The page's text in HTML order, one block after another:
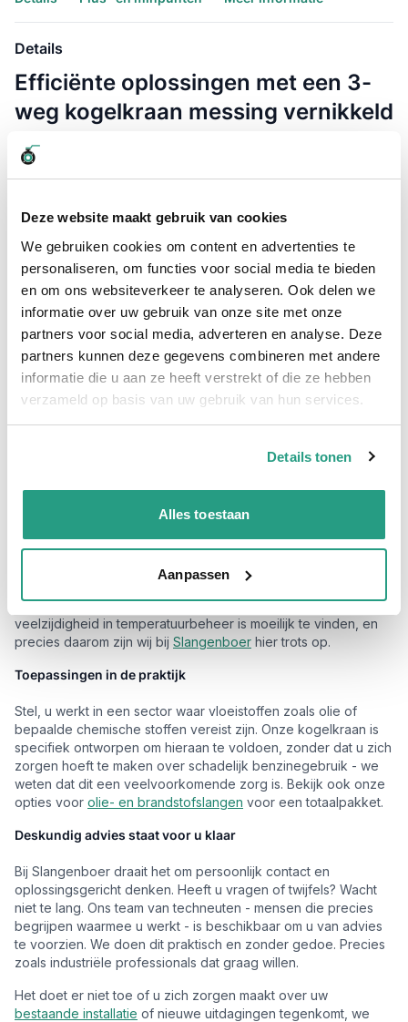
Deze website maakt gebruik van cookies
We gebruiken cookies om content en advertenties te
personaliseren, om functies voor social media te bieden
en om ons websiteverkeer te analyseren. Ook delen we
informatie over uw gebruik van onze site met onze
partners voor social media, adverteren en analyse. Deze
partners kunnen deze gegevens combineren met andere
informatie die u aan ze heeft verstrekt of die ze hebben
verzameld op basis van uw gebruik van hun services.
Details tonen
Alles toestaan
Aanpassen
Details
Efficiënte oplossingen met een 3-
weg kogelkraan messing vernikkeld
met L-boring
Heeft u ooit overwogen om uw huidige koppelingssystemen
met L-boring? Vraagt u zich af welke impact dit product kan
hebben op uw installatie? Sta mij toe om u door de
mogelijkheden en voordelen van dit fantastische product te
leiden.
Optimale controle en veelzijdigheid
Neem even de tijd en stel u voor: een oplossing die niet alleen
verfijnd is, maar ook praktisch en robuust. De 3-weg
kogelkranen, vervaardigd uit messing en afgewerkt met een
water, perslucht, vacuüm, chemieof andere vloeistoffen, deze
kraan is uitgerust om diverse media te handhaven tot een
Onze klanten prijzen de duurzaamheid van deze kogelkraan,
configuratie kunt u de vloeistofstroom efficiënt dirigeren naar
de gewenste uitgangen. Overweeg de kogelkraan aan uw
installatie toe te voegen voor een bestendigheid tegen
temperaturen van -20ºC tot een warme 120ºC! Een dergelijke
veelzijdigheid in temperatuurbeheer is moeilijk te vinden, en
precies daarom zijn wij bij Slangenboer hier trots op.
Toepassingen in de praktijk
Stel, u werkt in een sector waar vloeistoffen zoals olie of
bepaalde chemische stoffen vereist zijn. Onze kogelkraan is
specifiek ontworpen om hieraan te voldoen, zonder dat u zich
zorgen hoeft te maken over schadelijk benzinegebruik - we
weten dat dit een veelvoorkomende zorg is. Bekijk ook onze
opties voor olie- en brandstofslangen voor een totaalpakket.
Deskundig advies staat voor u klaar
Bij Slangenboer draait het om persoonlijk contact en
oplossingsgericht denken. Heeft u vragen of twijfels? Wacht
niet te lang. Ons team van techneuten - mensen die precies
begrijpen waarmee u werkt - is beschikbaar om u van advies
te voorzien. We doen dit praktisch en zonder gedoe. Precies
zoals industriële professionals dat graag willen.
Het doet er niet toe of u zich zorgen maakt over uw
bestaande installatie of nieuwe uitdagingen tegenkomt, we